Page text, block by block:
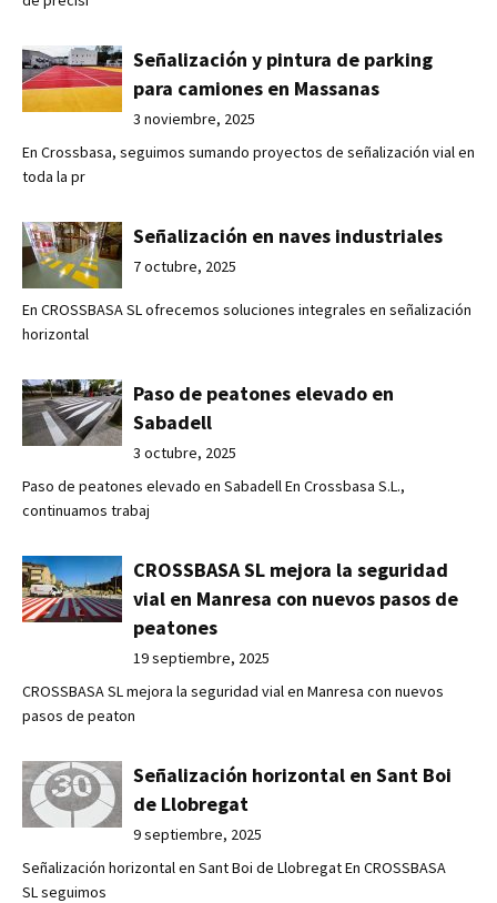
Señalización y pintura de parking
para camiones en Massanas
3 noviembre, 2025
En Crossbasa, seguimos sumando proyectos de señalización vial en
toda la pr
Señalización en naves industriales
7 octubre, 2025
En CROSSBASA SL ofrecemos soluciones integrales en señalización
horizontal
Paso de peatones elevado en
Sabadell
3 octubre, 2025
Paso de peatones elevado en Sabadell En Crossbasa S.L.,
continuamos trabaj
CROSSBASA SL mejora la seguridad
vial en Manresa con nuevos pasos de
peatones
19 septiembre, 2025
CROSSBASA SL mejora la seguridad vial en Manresa con nuevos
pasos de peaton
Señalización horizontal en Sant Boi
de Llobregat
9 septiembre, 2025
Señalización horizontal en Sant Boi de Llobregat En CROSSBASA
SL seguimos